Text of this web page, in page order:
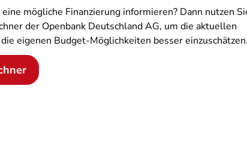
mögliche Finanzierung informieren? Dann nutzen
der Openbank Deutschland AG, um die aktuellen
eigenen Budget-Möglichkeiten besser einzuschätzen.